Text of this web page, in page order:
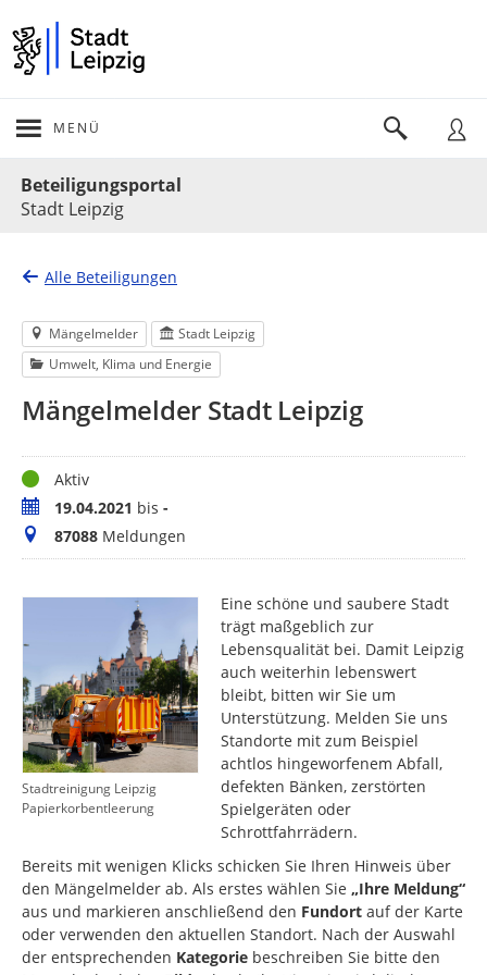
MENÜ
Beteiligungsportal
Stadt Leipzig
Alle Beteiligungen
Mängelmelder
Stadt Leipzig
Umwelt, Klima und Energie
Mängelmelder Stadt Leipzig
StatusAktiv
Zeitraum19.04.2021 bis -
Meldungen
87088 Meldungen
Stadtreinigung Leipzig
Papierkorbentleerung
Eine schöne und saubere Stadt
trägt maßgeblich zur
Lebensqualität bei. Damit Leipzig
auch weiterhin lebenswert
bleibt, bitten wir Sie um
Unterstützung. Melden Sie uns
Standorte mit zum Beispiel
achtlos hingeworfenem Abfall,
defekten Bänken, zerstörten
Spielgeräten oder
Schrottfahrrädern.
Bereits mit wenigen Klicks schicken Sie Ihren Hinweis über
den Mängelmelder ab. Als erstes wählen Sie „Ihre Meldung“
aus und markieren anschließend den Fundort auf der Karte
oder verwenden den aktuellen Standort. Nach der Auswahl
der entsprechenden Kategorie beschreiben Sie bitte den